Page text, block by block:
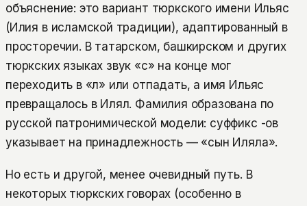
объяснение: это вариант тюркского имени Ильяс
(Илия в исламской традиции), адаптированный в
просторечии. В татарском, башкирском и других
тюркских языках звук «с» на конце мог
переходить в «л» или отпадать, а имя Ильяс
превращалось в Илял. Фамилия образована по
русской патронимической модели: суффикс -ов
указывает на принадлежность — «сын Иляла».
Но есть и другой, менее очевидный путь. В
некоторых тюркских говорах (особенно в